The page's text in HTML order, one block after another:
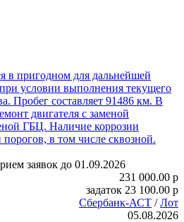
в пригодном для дальнейшей
условии выполнения текущего
Пробег составляет 91486 км. В
двигателя с заменой
ГБЦ. Наличие коррозии
порогов, в том числе сквозной.
заявок до 01.09.2026
231 000.00 p
задаток 23 100.00 p
Сбербанк-АСТ /Лот
05.08.2026